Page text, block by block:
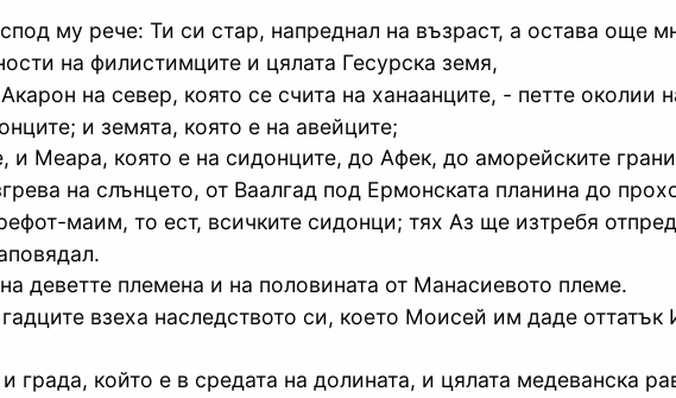
му рече: Ти си стар, напреднал на възраст, а остава още
на филистимците и цялата Гесурска земя,
на север, която се счита на ханаанците, - петте околии
и земята, която е на авейците;
и Меара, която е на сидонците, до Афек, до аморейските
на слънцето, от Ваалгад под Ермонската планина до
маим, то ест, всичките сидонци; тях Аз ще изтребя
деветте племена и на половината от Манасиевото племе.
взеха наследството си, което Моисей им даде оттатък
града, който е в средата на долината, и цялата медеванска